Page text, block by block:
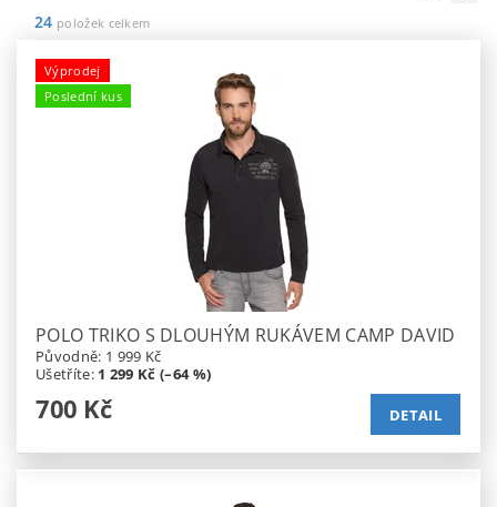
24 položek celkem
Výprodej
Poslední kus
POLO TRIKO S DLOUHÝM RUKÁVEM CAMP DAVID
Původně: 1 999 Kč
Ušetříte: 1 299 Kč (–64 %)
700 Kč DETAIL